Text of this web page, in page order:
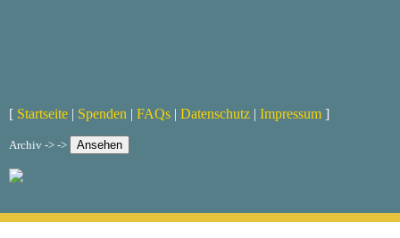
[ Startseite | Spenden | FAQs | Datenschutz | Impressum ]
Archiv -> ->